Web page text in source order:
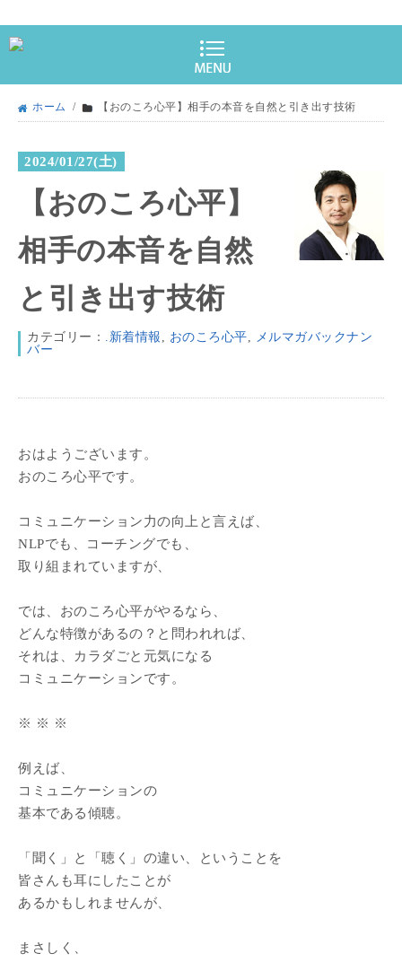
ホーム / 【おのころ心平】相手の本音を自然と引き出す技術
2024/01/27(土)
【おのころ心平】
相手の本音を自然
と引き出す技術
カテゴリー： .新着情報 , おのころ心平, メルマガバックナン
バー
おはようございます。
おのころ心平です。
コミュニケーション力の向上と言えば、
NLPでも、コーチングでも、
取り組まれていますが、
では、おのころ心平がやるなら、
どんな特徴があるの？と問われれば、
それは、カラダごと元気になる
コミュニケーションです。
※ ※ ※
例えば、
コミュニケーションの
基本である傾聴。
「聞く」と「聴く」の違い、ということを
皆さんも耳にしたことが
あるかもしれませんが、
まさしく、